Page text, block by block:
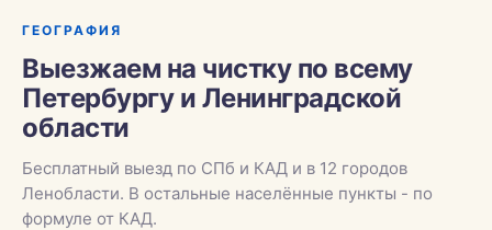
ГЕОГРАФИЯ
Выезжаем на чистку по всему
Петербургу и Ленинградской
области
Бесплатный выезд по СПб и КАД и в 12 городов
Ленобласти. В остальные населённые пункты - по
формуле от КАД.